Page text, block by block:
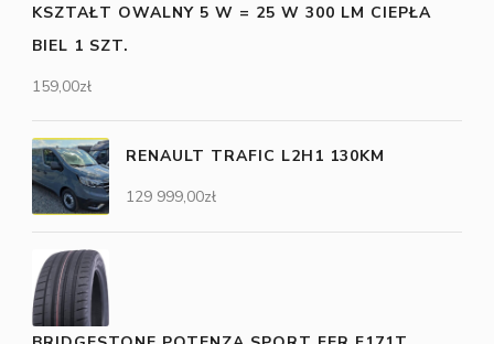
KSZTAŁT OWALNY 5 W = 25 W 300 LM CIEPŁA
BIEL 1 SZT.
159,00zł
RENAULT TRAFIC L2H1 130KM
129 999,00zł